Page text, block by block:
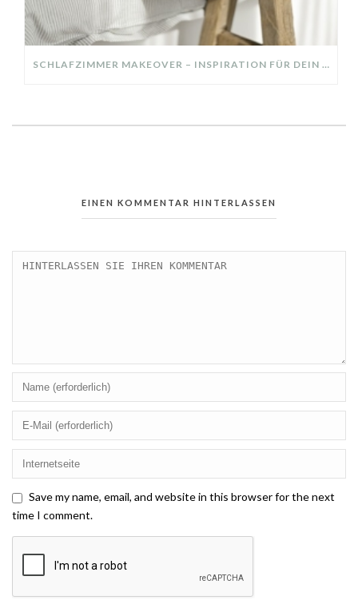
SCHLAFZIMMER MAKEOVER – INSPIRATION FÜR DEIN SCHLAFZIMMER: AUS ALT MACH NEU – HELL, GEMÜTLICH UND EINLADEND
EINEN KOMMENTAR HINTERLASSEN
Save my name, email, and website in this browser for the next
time I comment.